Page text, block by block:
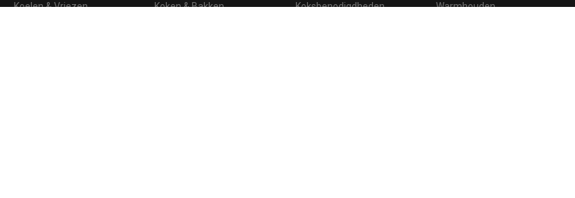
Koelen & Vriezen Koken & Bakken Koksbenodigdheden
Warmhouden